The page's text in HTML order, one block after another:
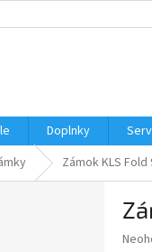
Doplnky
Zámok KLS Fold